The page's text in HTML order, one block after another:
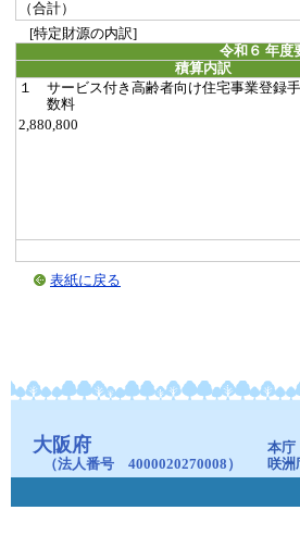
（合計）
[特定財源の内訳]
令和６ 年度
積算内訳
１ サービス付き高齢者向け住宅事業登録手
数料
2,880,800
表紙に戻る
大阪府
（法人番号 4000020270008）
本庁
咲洲